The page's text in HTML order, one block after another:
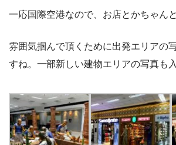
一応国際空港なので、お店とかちゃん
雰囲気掴んで頂くために出発エリアの
すね。一部新しい建物エリアの写真も